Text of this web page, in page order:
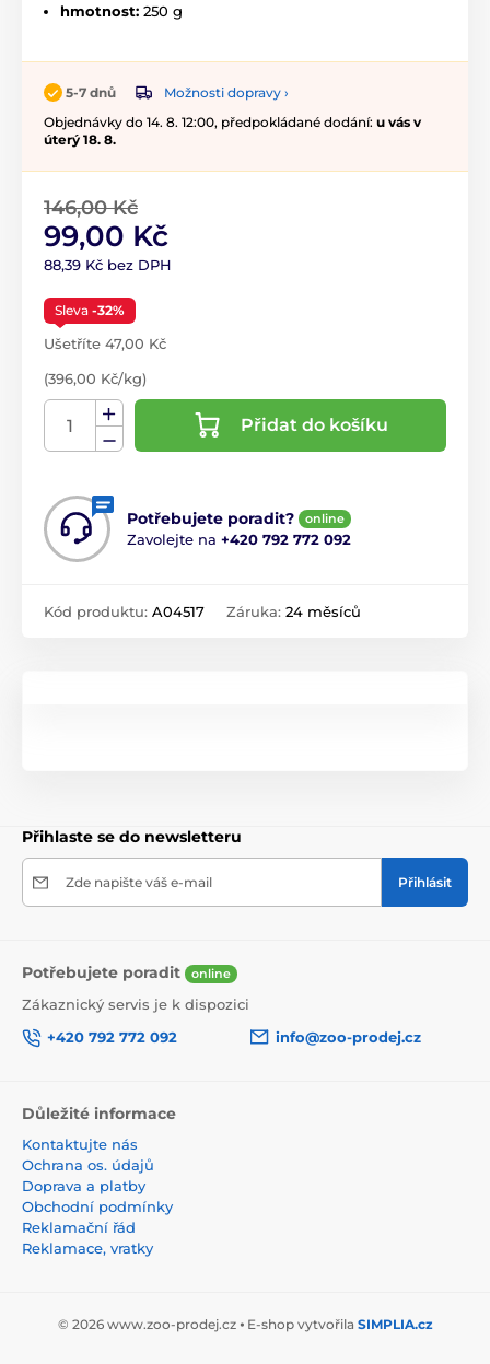
hmotnost: 250 g
5-7 dnů
Možnosti dopravy ›
Objednávky do 14. 8. 12:00, předpokládané dodání: u vás v
úterý 18. 8.
146,00 Kč
99,00 Kč
88,39 Kč bez DPH
Sleva -32%
Ušetříte 47,00 Kč
(396,00 Kč/kg)
Přidat do košíku
Potřebujete poradit? online
Zavolejte na +420 792 772 092
Kód produktu: A04517 Záruka: 24 měsíců
Přihlaste se do newsletteru
Zde napište váš e-mail Přihlásit
Potřebujete poradit online
Zákaznický servis je k dispozici
+420 792 772 092
info@zoo-prodej.cz
Důležité informace
Kontaktujte nás
Ochrana os. údajů
Doprava a platby
Obchodní podmínky
Reklamační řád
Reklamace, vratky
© 2026 www.zoo-prodej.cz ⦁ E-shop vytvořila SIMPLIA.cz